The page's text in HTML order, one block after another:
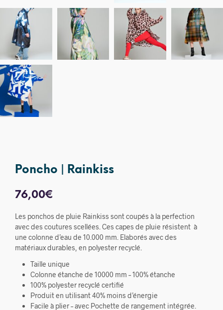
Poncho | Rainkiss
76,00€
Les ponchos de pluie Rainkiss sont coupés à la perfection
avec des coutures scellées. Ces capes de pluie résistent à
une colonne d’eau de 10.000 mm. Elaborés avec des
matériaux durables, en polyester recyclé.
Taille unique
Colonne étanche de 10000 mm – 100% étanche
100% polyester recyclé certifié
Produit en utilisant 40% moins d’énergie
Facile à plier – avec Pochette de rangement intégrée.